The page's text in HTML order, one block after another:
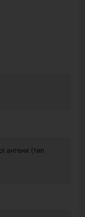
антени (тип